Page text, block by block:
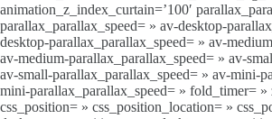
animation_z_index_curtain=’100′
parallax_parallax_speed= » av-desktop-
desktop-parallax_parallax_speed= » av-
av-medium-parallax_parallax_speed= » av-
av-small-parallax_parallax_speed= » av-mini-
mini-parallax_parallax_speed= » fold_timer=
css_position= » css_position_location= »